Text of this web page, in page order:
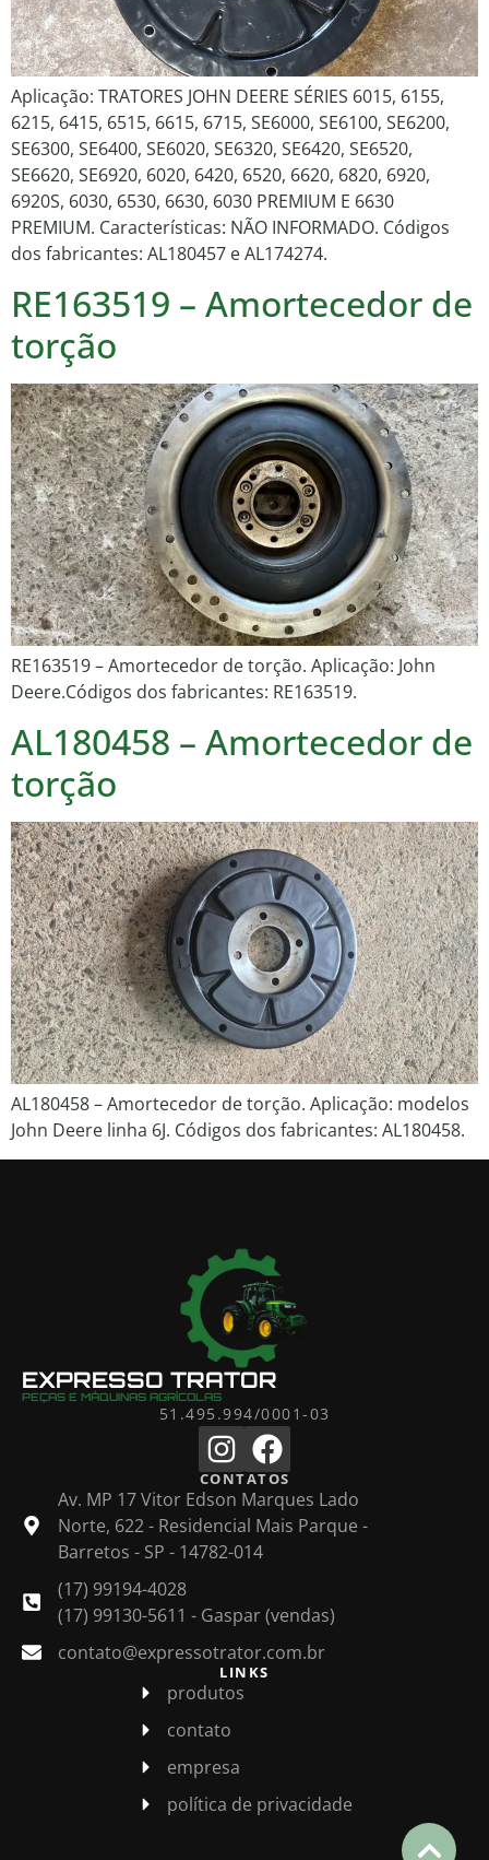
Aplicação: TRATORES JOHN DEERE SÉRIES 6015, 6155,
6215, 6415, 6515, 6615, 6715, SE6000, SE6100, SE6200,
SE6300, SE6400, SE6020, SE6320, SE6420, SE6520,
SE6620, SE6920, 6020, 6420, 6520, 6620, 6820, 6920,
6920S, 6030, 6530, 6630, 6030 PREMIUM E 6630
PREMIUM. Características: NÃO INFORMADO. Códigos
dos fabricantes: AL180457 e AL174274.
RE163519 – Amortecedor de
torção
RE163519 – Amortecedor de torção. Aplicação: John
Deere.Códigos dos fabricantes: RE163519.
AL180458 – Amortecedor de
torção
AL180458 – Amortecedor de torção. Aplicação: modelos
John Deere linha 6J. Códigos dos fabricantes: AL180458.
EXPRESSO TRATOR
PEÇAS E MÁQUINAS AGRÍCOLAS
51.495.994/0001-03
CONTATOS
Av. MP 17 Vitor Edson Marques Lado
Norte, 622 - Residencial Mais Parque -
Barretos - SP - 14782-014
(17) 99194-4028
(17) 99130-5611 - Gaspar (vendas)
contato@expressotrator.com.br
LINKS
produtos
contato
empresa
política de privacidade